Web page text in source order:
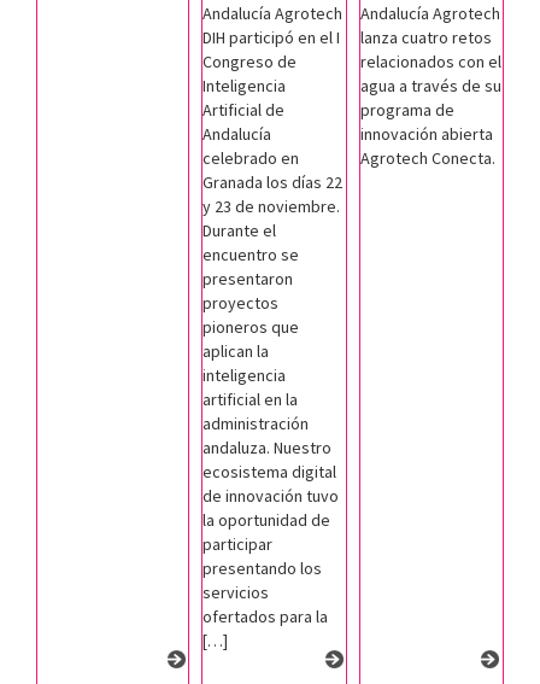
Andalucía Agrotech
DIH participó en el I
Congreso de
Inteligencia
Artificial de
Andalucía
celebrado en
Granada los días 22
y 23 de noviembre.
Durante el
encuentro se
presentaron
proyectos
pioneros que
aplican la
inteligencia
artificial en la
administración
andaluza. Nuestro
ecosistema digital
de innovación tuvo
la oportunidad de
participar
presentando los
servicios
ofertados para la
[…]
Andalucía Agrotech
lanza cuatro retos
relacionados con el
agua a través de su
programa de
innovación abierta
Agrotech Conecta.